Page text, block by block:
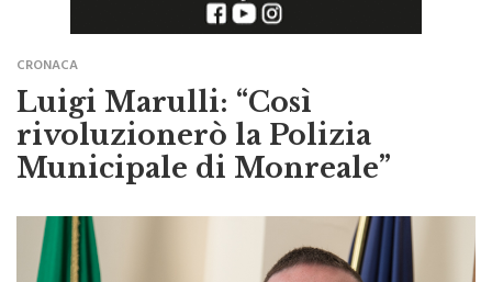
CRONACA
Luigi Marulli: “Così
rivoluzionerò la Polizia
Municipale di Monreale”